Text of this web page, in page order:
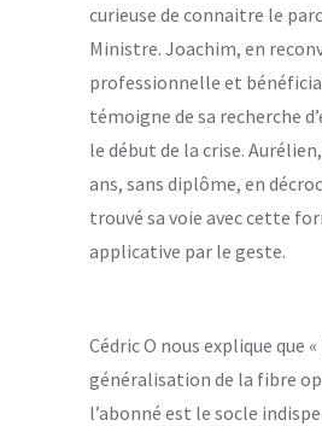
curieuse de connaitre le
Ministre. Joachim, en
professionnelle et
témoigne de sa recherche
le début de la crise.
ans, sans diplôme, en
trouvé sa voie avec cette
applicative par le geste.
Cédric O nous explique que «
généralisation de la fibre
l’abonné est le socle